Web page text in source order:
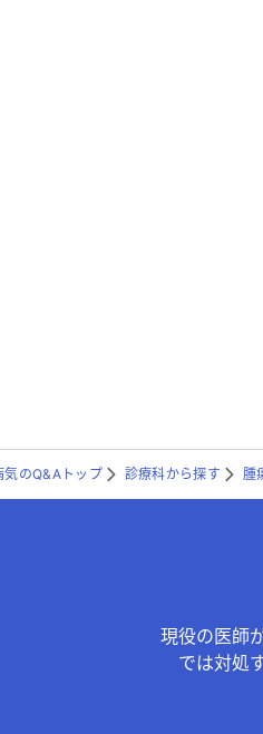
気のQ&Aトップ 診療科から探す 腫
現役の医師
では対処